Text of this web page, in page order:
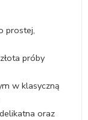
prostej,
próby
w klasyczną
oraz